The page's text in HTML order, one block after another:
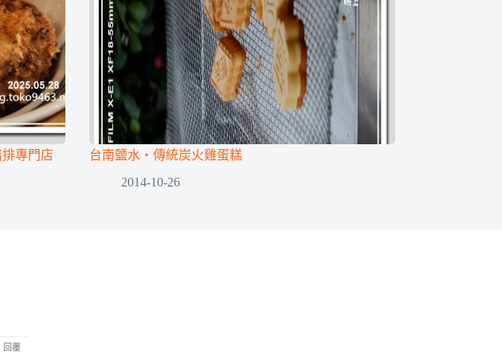
專門店
台南鹽水‧傳統炭火雞蛋糕
2014-10-26
回覆